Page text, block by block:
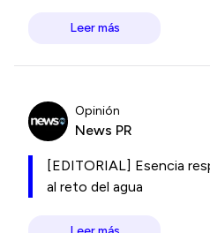
Leer más
Opinión
News PR
[EDITORIAL] Esencia
al reto del agua